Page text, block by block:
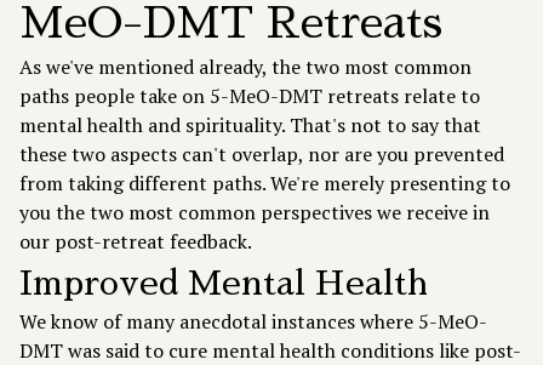
MeO-DMT Retreats
As we've mentioned already, the two most common
paths people take on 5-MeO-DMT retreats relate to
mental health and spirituality. That's not to say that
these two aspects can't overlap, nor are you prevented
from taking different paths. We're merely presenting to
you the two most common perspectives we receive in
our post-retreat feedback.
Improved Mental Health
We know of many anecdotal instances where 5-MeO-
DMT was said to cure mental health conditions like post-